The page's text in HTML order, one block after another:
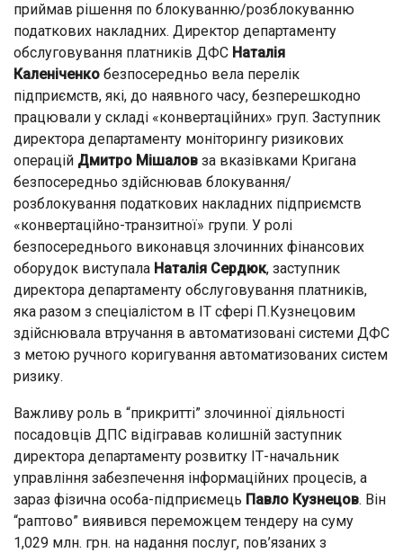
приймав рішення по блокуванню/розблокуванню
податкових накладних. Директор департаменту
обслуговування платників ДФС Наталія
Каленіченко безпосередньо вела перелік
підприємств, які, до наявного часу, безперешкодно
працювали у складі «конвертаційних» груп. Заступник
директора департаменту моніторингу ризикових
операцій Дмитро Мішалов за вказівками Кригана
безпосередньо здійснював блокування/
розблокування податкових накладних підприємств
«конвертаційно-транзитної» групи. У ролі
безпосереднього виконавця злочинних фінансових
оборудок виступала Наталія Сердюк, заступник
директора департаменту обслуговування платників,
яка разом з спеціалістом в ІТ сфері П.Кузнецовим
здійснювала втручання в автоматизовані системи ДФС
з метою ручного коригування автоматизованих систем
ризику.
Важливу роль в “прикритті” злочинної діяльності
посадовців ДПС відігравав колишній заступник
директора департаменту розвитку ІТ-начальник
управління забезпечення інформаційних процесів, а
зараз фізична особа-підприємець Павло Кузнецов. Він
“раптово” виявився переможцем тендеру на суму
1,029 млн. грн. на надання послуг, пов’язаних з